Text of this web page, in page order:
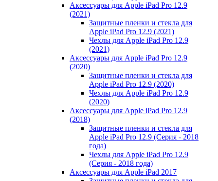
Аксессуары для Apple iPad Pro 12.9
(2021)
Защитные пленки и стекла для
Apple iPad Pro 12.9 (2021)
Чехлы для Apple iPad Pro 12.9
(2021)
Аксессуары для Apple iPad Pro 12.9
(2020)
Защитные пленки и стекла для
Apple iPad Pro 12.9 (2020)
Чехлы для Apple iPad Pro 12.9
(2020)
Аксессуары для Apple iPad Pro 12.9
(2018)
Защитные пленки и стекла для
Apple iPad Pro 12.9 (Серия - 2018
года)
Чехлы для Apple iPad Pro 12.9
(Серия - 2018 года)
Аксессуары для Apple iPad 2017